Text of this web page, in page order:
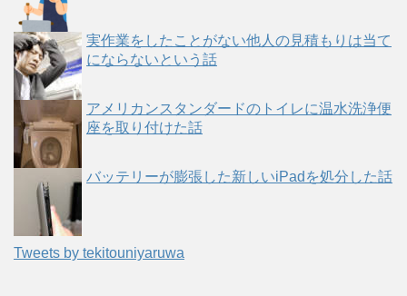
実作業をしたことがない他人の見積もりは当て
にならないという話
アメリカンスタンダードのトイレに温水洗浄便
座を取り付けた話
バッテリーが膨張した新しいiPadを処分した話
Tweets by tekitouniyaruwa